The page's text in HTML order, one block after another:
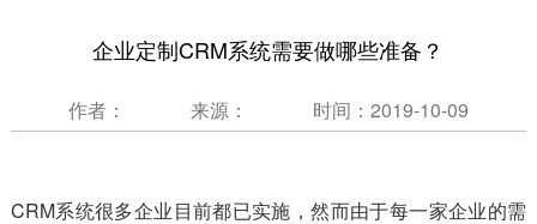
企业定制CRM系统需要做哪些准备？
作者： 来源： 时间：2019-10-09
CRM系统很多企业目前都已实施，然而由于每一家企业的需